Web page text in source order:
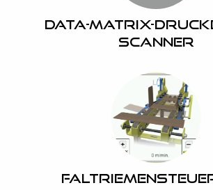
Data-Matrix-
Scanner